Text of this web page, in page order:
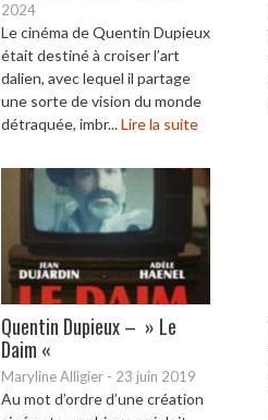
2024
Le cinéma de Quentin Dupieux
était destiné à croiser l’art
dalien, avec lequel il partage
une sorte de vision du monde
détraquée, imbr...Lire la suite
Quentin Dupieux – » Le
Daim «
Maryline Alligier - 23 juin 2019
Au mot d’ordre d’une création